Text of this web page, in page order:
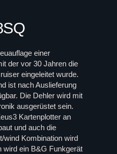
einer
der vor 30 Jahren die
eingeleitet wurde.
ist nach Auslieferung
Die Dehler wird mit
ausgerüstet sein.
Kartenplotter an
und auch die
wind Kombination wird
wird ein B&G Funkgerät